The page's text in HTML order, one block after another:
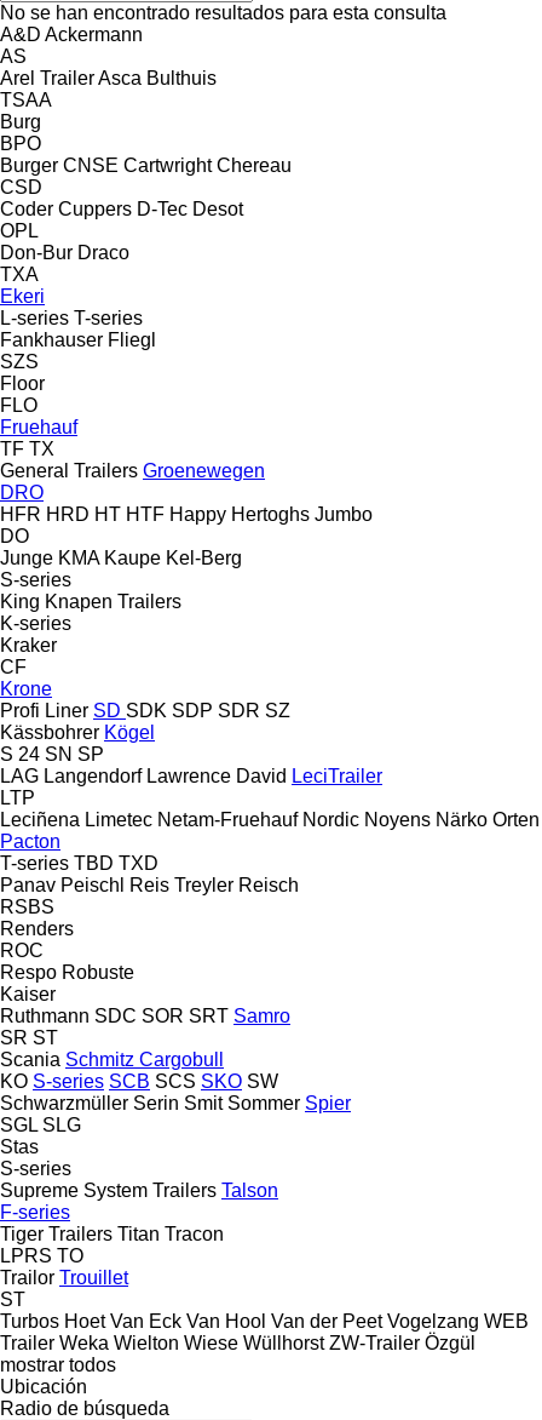
No se han encontrado resultados para esta consulta
A&D Ackermann
AS
Arel TrailerAsca Bulthuis
TSAA
Burg
BPO
Burger CNSE Cartwright Chereau
CSD
Coder Cuppers D-Tec Desot
OPL
Don-Bur Draco
TXA
Ekeri
L-series T-series
Fankhauser Fliegl
SZS
Floor
FLO
Fruehauf
TF TX
General Trailers Groenewegen
DRO
HFR HRD HT HTF Happy Hertoghs Jumbo
DO
Junge KMA Kaupe Kel-Berg
S-series
King Knapen Trailers
K-series
Kraker
CF
Krone
Profi Liner SD SDK SDP SDR SZ
Kässbohrer Kögel
S 24 SN SP
LAG Langendorf Lawrence David LeciTrailer
LTP
Leciñena Limetec Netam-Fruehauf Nordic Noyens Närko Orten
Pacton
T-series TBD TXD
Panav Peischl Reis Treyler Reisch
RSBS
Renders
ROC
Respo Robuste
Kaiser
Ruthmann SDC SOR SRT Samro
SR ST
Scania Schmitz Cargobull
KO S-series SCB SCS SKO SW
Schwarzmüller Serin Smit Sommer Spier
SGL SLG
Stas
S-series
Supreme System Trailers Talson
F-series
Tiger Trailers Titan Tracon
LPRS TO
Trailor Trouillet
ST
Turbos Hoet Van Eck Van Hool Van der Peet Vogelzang WEB
Trailer Weka Wielton Wiese Wüllhorst ZW-Trailer Özgül
mostrar todos
Ubicación
Radio de búsqueda